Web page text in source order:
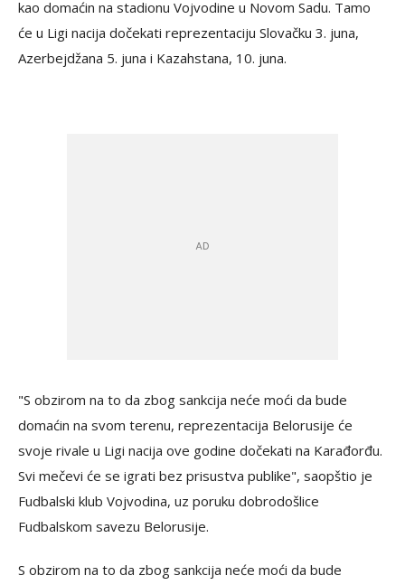
kao domaćin na stadionu Vojvodine u Novom Sadu. Tamo
će u Ligi nacija dočekati reprezentaciju Slovačku 3. juna,
Azerbejdžana 5. juna i Kazahstana, 10. juna.
"S obzirom na to da zbog sankcija neće moći da bude
domaćin na svom terenu, reprezentacija Belorusije će
svoje rivale u Ligi nacija ove godine dočekati na Karađorđu.
Svi mečevi će se igrati bez prisustva publike", saopštio je
Fudbalski klub Vojvodina, uz poruku dobrodošlice
Fudbalskom savezu Belorusije.
S obzirom na to da zbog sankcija neće moći da bude